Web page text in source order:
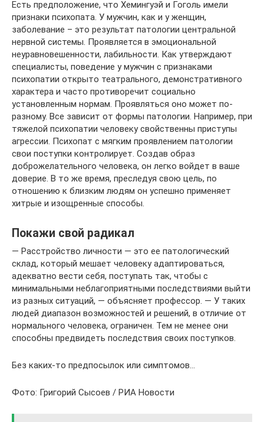
Есть предположение, что Хемингуэй и Гоголь имели
признаки психопата. У мужчин, как и у женщин,
заболевание – это результат патологии центральной
нервной системы. Проявляется в эмоциональной
неуравновешенности, лабильности. Как утверждают
специалисты, поведение у мужчин с признаками
психопатии открыто театрального, демонстративного
характера и часто противоречит социально
установленным нормам. Проявляться оно может по-
разному. Все зависит от формы патологии. Например, при
тяжелой психопатии человеку свойственны приступы
агрессии. Психопат с мягким проявлением патологии
свои поступки контролирует. Создав образ
доброжелательного человека, он легко войдет в ваше
доверие. В то же время, преследуя свою цель, по
отношению к близким людям он успешно применяет
хитрые и изощренные способы.
Покажи свой радикал
— Расстройство личности — это ее патологический
склад, который мешает человеку адаптироваться,
адекватно вести себя, поступать так, чтобы с
минимальными неблагоприятными последствиями выйти
из разных ситуаций, — объясняет профессор. — У таких
людей диапазон возможностей и решений, в отличие от
нормального человека, ограничен. Тем не менее они
способны предвидеть последствия своих поступков.
Без каких-то предпосылок или симптомов…
Фото: Григорий Сысоев / РИА Новости